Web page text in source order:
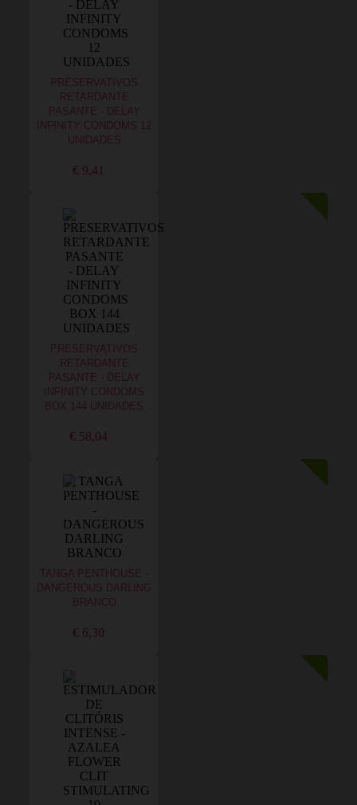
PRESERVATIVOS
RETARDANTE
PASANTE - DELAY
INFINITY CONDOMS 12
UNIDADES
€ 9,41
PRESERVATIVOS
RETARDANTE
PASANTE - DELAY
INFINITY CONDOMS
BOX 144 UNIDADES
€ 58,04
TANGA PENTHOUSE -
DANGEROUS DARLING
BRANCO
€ 6,30